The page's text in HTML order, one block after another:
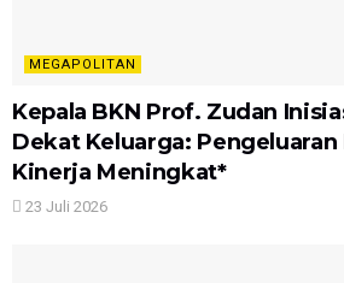
MEGAPOLITAN
Kepala BKN Prof. Zudan
Dekat Keluarga:
Kinerja Meningkat*
23 Juli 2026